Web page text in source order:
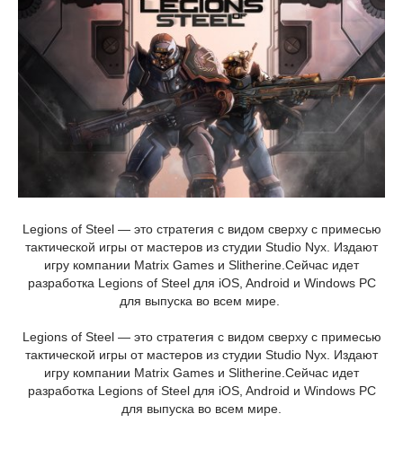
Legions of Steel — это стратегия с видом сверху с примесью
тактической игры от мастеров из студии Studio Nyx. Издают
игру компании Matrix Games и Slitherine.Сейчас идет
разработка Legions of Steel для iOS, Android и Windows PC
для выпуска во всем мире.
Legions of Steel — это стратегия с видом сверху с примесью
тактической игры от мастеров из студии Studio Nyx. Издают
игру компании Matrix Games и Slitherine.Сейчас идет
разработка Legions of Steel для iOS, Android и Windows PC
для выпуска во всем мире.